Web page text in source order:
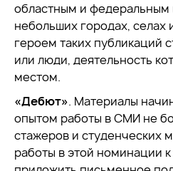
областным и федеральным
небольших городах, селах
героем таких публикаций
или люди, деятельность
местом.
«Дебют». Материалы
опытом работы в СМИ не
стажеров и студенческих
работы в этой номинации к